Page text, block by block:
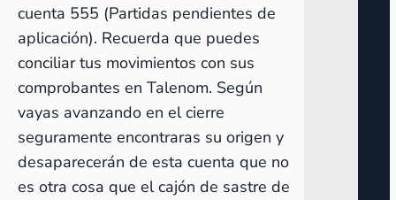
cuenta 555 (Partidas pendientes de
aplicación). Recuerda que puedes
conciliar tus movimientos con sus
comprobantes en Talenom. Según
vayas avanzando en el cierre
seguramente encontraras su origen y
desaparecerán de esta cuenta que no
es otra cosa que el cajón de sastre de